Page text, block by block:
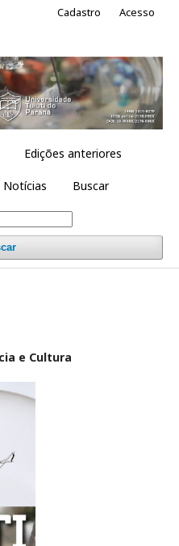
Edições anteriores
Notícias Buscar
Cadastro Acesso
e Cultura